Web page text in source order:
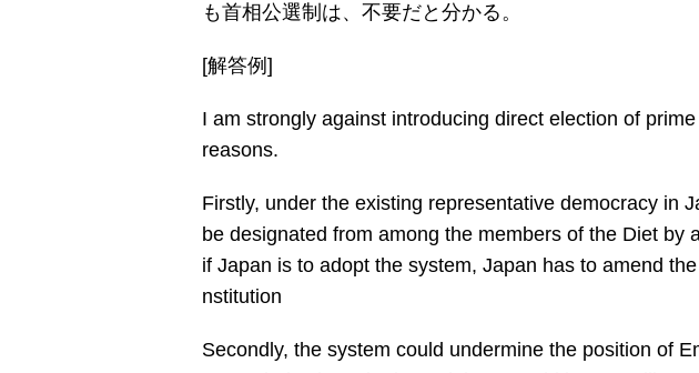
も首相公選制は、不要だと分かる。
[解答例]
I am strongly against introducing direct election of
reasons.
Firstly, under the existing representative democracy in
be designated from among the members of the Diet by
if Japan is to adopt the system, Japan has to amend
nstitution
Secondly, the system could undermine the position of